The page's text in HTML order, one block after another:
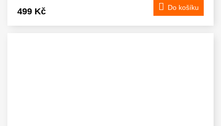
499 Kč Do košíku